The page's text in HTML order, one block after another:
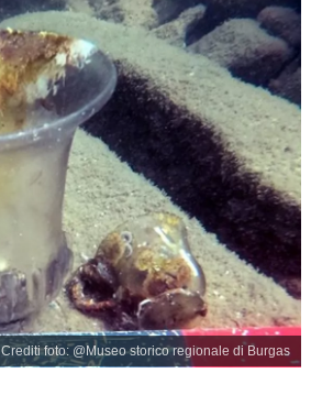
Crediti foto: @Museo storico regionale di Burgas